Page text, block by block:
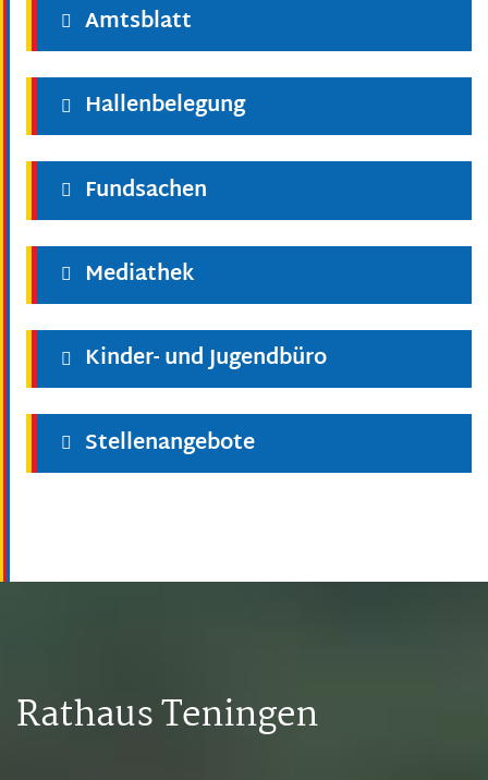
Amtsblatt
Hallenbelegung
Fundsachen
Mediathek
Kinder- und Jugendbüro
Stellenangebote
Rathaus Teningen